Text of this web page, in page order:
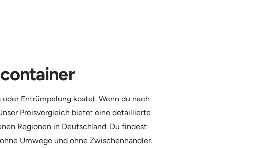
Entrümpelung kostet. Wenn du nach
Preisvergleich bietet eine detaillierte
Regionen in Deutschland. Du findest
Umwege und ohne Zwischenhändler.